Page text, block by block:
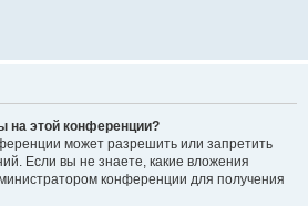
на этой конференции?
может разрешить или запретить
Если вы не знаете, какие вложения
конференции для получения